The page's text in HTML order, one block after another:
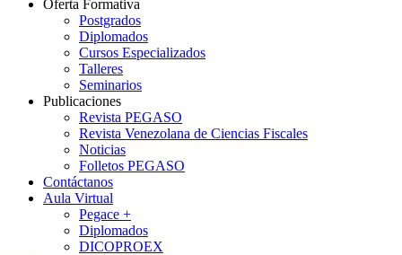
Oferta Formativa
Postgrados
Diplomados
Cursos Especializados
Talleres
Seminarios
Publicaciones
Revista PEGASO
Revista Venezolana de Ciencias Fiscales
Noticias
Folletos PEGASO
Contáctanos
Aula Virtual
Pegace +
Diplomados
DICOPROEX